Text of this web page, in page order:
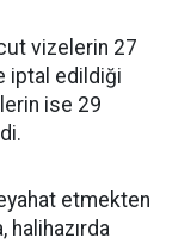
vizelerin 27
iptal edildiği
ise 29
etmekten
halihazırda